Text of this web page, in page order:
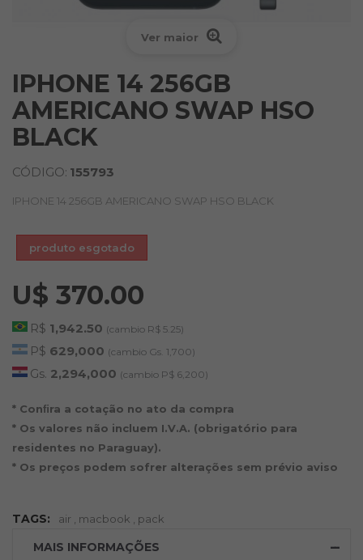
Ver maior
IPHONE 14 256GB
AMERICANO SWAP HSO
BLACK
CÓDIGO: 155793
IPHONE 14 256GB AMERICANO SWAP HSO BLACK
produto esgotado
U$ 370.00
R$ 1,942.50 (cambio R$ 5.25)
P$ 629,000 (cambio Gs. 1,700)
Gs. 2,294,000 (cambio P$ 6,200)
* Conﬁra a cotação no ato da compra
* Os valores não incluem I.V.A. (obrigatório para
residentes no Paraguay).
* Os preços podem sofrer alterações sem prévio aviso
TAGS: air , macbook , pack
MAIS INFORMAÇÕES